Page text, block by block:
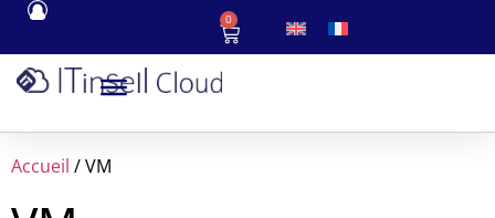
0
Accueil / VM